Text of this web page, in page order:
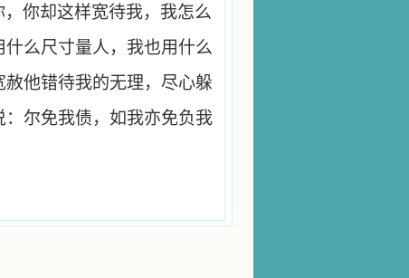
你却这样宽待我，我怎么
么尺寸量人，我也用什么
他错待我的无理，尽心躲
尔免我债，如我亦免负我